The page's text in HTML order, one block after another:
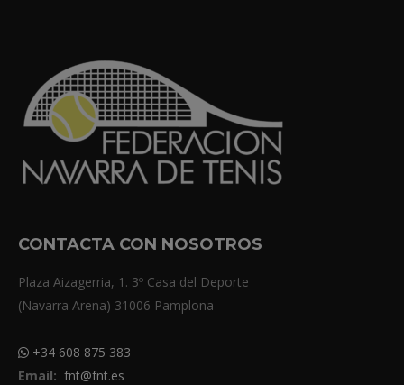
CONTACTA CON NOSOTROS
Plaza Aizagerria, 1. 3º Casa del Deporte
(Navarra Arena) 31006 Pamplona
+34 608 875 383
Email: fnt@fnt.es